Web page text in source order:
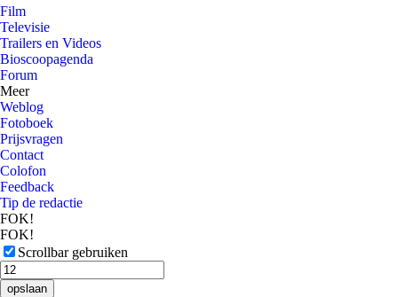
Film
Televisie
Trailers en Videos
Bioscoopagenda
Forum
Meer
Weblog
Fotoboek
Prijsvragen
Contact
Colofon
Feedback
Tip de redactie
FOK!
FOK!
Scrollbar gebruiken
opslaan